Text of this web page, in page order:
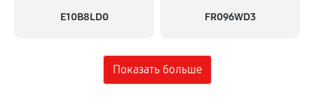
E10B8LD0 FR096WD3